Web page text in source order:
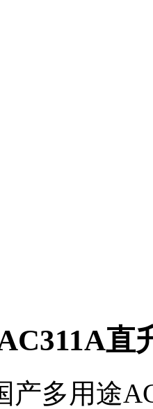
直
产多用途